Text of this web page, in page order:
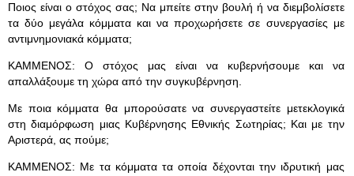
Ποιος είναι ο στόχος σας; Να μπείτε στην βουλή ή να διεμβολίσετε
τα δύο μεγάλα κόμματα και να προχωρήσετε σε συνεργασίες με
αντιμνημονιακά κόμματα;
ΚΑΜΜΕΝΟΣ: Ο στόχος μας είναι να κυβερνήσουμε και να
απαλλάξουμε τη χώρα από την συγκυβέρνηση.
Με ποια κόμματα θα μπορούσατε να συνεργαστείτε μετεκλογικά
στη διαμόρφωση μιας Κυβέρνησης Εθνικής Σωτηρίας; Και με την
Αριστερά, ας πούμε;
ΚΑΜΜΕΝΟΣ: Με τα κόμματα τα οποία δέχονται την ιδρυτική μας